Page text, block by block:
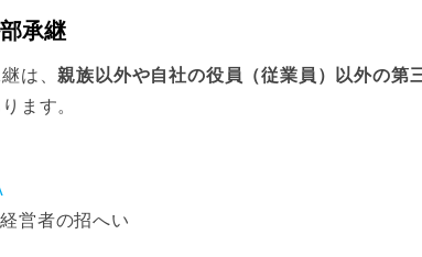
承継
は、親族以外や自社の役員（従業員）以外の第
ます。
営者の招へい